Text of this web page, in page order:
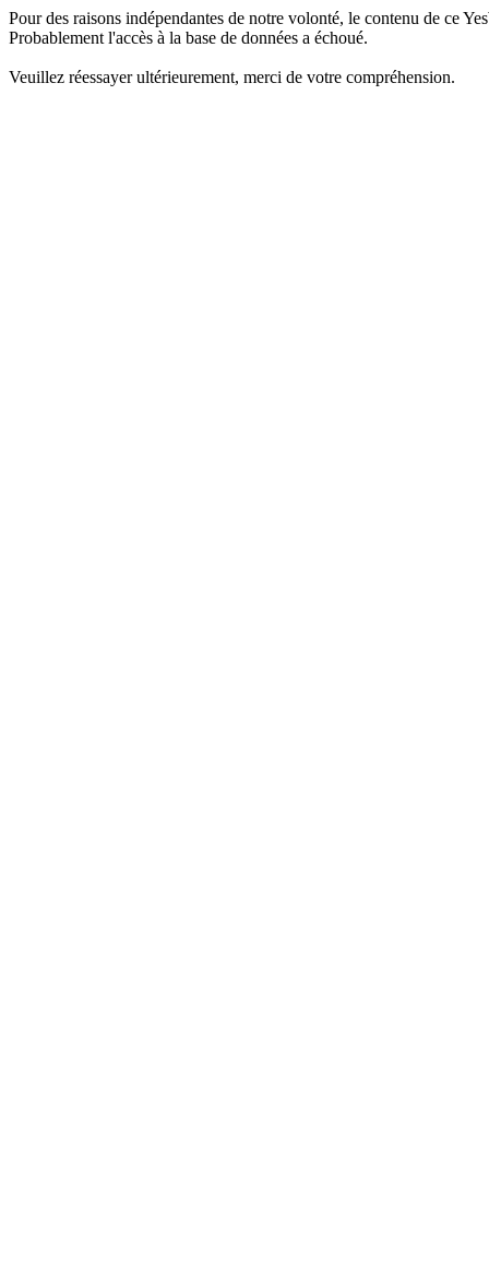
Pour des raisons indépendantes de notre volonté, le contenu de ce
Probablement l'accès à la base de données a échoué.
Veuillez réessayer ultérieurement, merci de votre compréhension.